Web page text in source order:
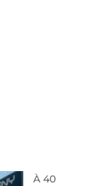
À 40